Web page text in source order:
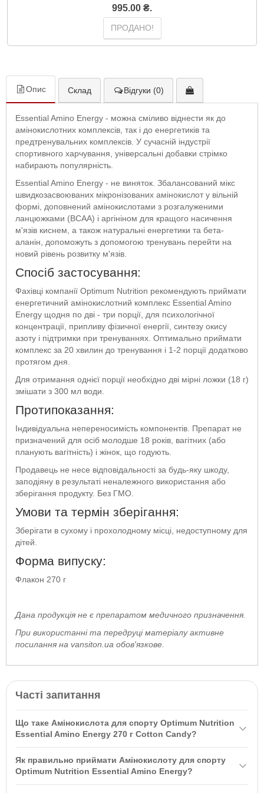
995.00 ₴.
ПРОДАНО!
Опис Склад Відгуки (0)
Essential Amino Energy - можна сміливо віднести як до
амінокислотних комплексів, так і до енергетиків та
предтренувальних комплексів. У сучасній індустрії
спортивного харчування, універсальні добавки стрімко
набирають популярність.
Essential Amino Energy - не виняток. Збалансований мікс
швидкозасвоюваних мікронізованих амінокислот у вільній
формі, доповнений амінокислотами з розгалуженими
ланцюжками (BCAA) і аргініном для кращого насичення
м'язів киснем, а також натуральні енергетики та бета-
аланін, допоможуть з допомогою тренувань перейти на
новий рівень розвитку м'язів.
Спосіб застосування:
Фахівці компанії Optimum Nutrition рекомендують приймати
енергетичний амінокислотний комплекс Essential Amino
Energy щодня по дві - три порції, для психологічної
концентрації, припливу фізичної енергії, синтезу окису
азоту і підтримки при тренуваннях. Оптимально приймати
комплекс за 20 хвилин до тренування і 1-2 порції додатково
протягом дня.
Для отримання однієї порції необхідно дві мірні ложки (18 г)
змішати з 300 мл води.
Протипоказання:
Індивідуальна непереносимість компонентів. Препарат не
призначений для осіб молодше 18 років, вагітних (або
планують вагітність) і жінок, що годують.
Продавець не несе відповідальності за будь-яку шкоду,
заподіяну в результаті неналежного використання або
зберігання продукту. Без ГМО.
Умови та термін зберігання:
Зберігати в сухому і прохолодному місці, недоступному для
дітей.
Форма випуску:
Флакон 270 г
Дана продукція не є препаратом медичного призначення.
При використанні та передруці матеріалу активне
посилання на vansiton.ua обов'язкове.
Часті запитання
Що таке Амінокислота для спорту Optimum Nutrition
Essential Amino Energy 270 г Cotton Candy?
Energy 270 г Cotton Candy — це збалансований мікс
швидкозасвоюваних мікронізованих амінокислот, доповнений
Як правильно приймати Амінокислоту для спорту
Optimum Nutrition Essential Amino Energy?